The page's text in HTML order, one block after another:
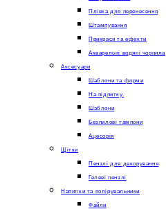
Плівка для перенесення
Штампування
Прикраси та ефекти
Акварельні водяні чорнила
Аксесуари
Шаблони та форми
На підпитку.
Шаблони
Безпилові тампони
Ацесорія
Щітки
Пензлі для декорування
Гелеві пензлі
Напилки та полірувальники
Файли